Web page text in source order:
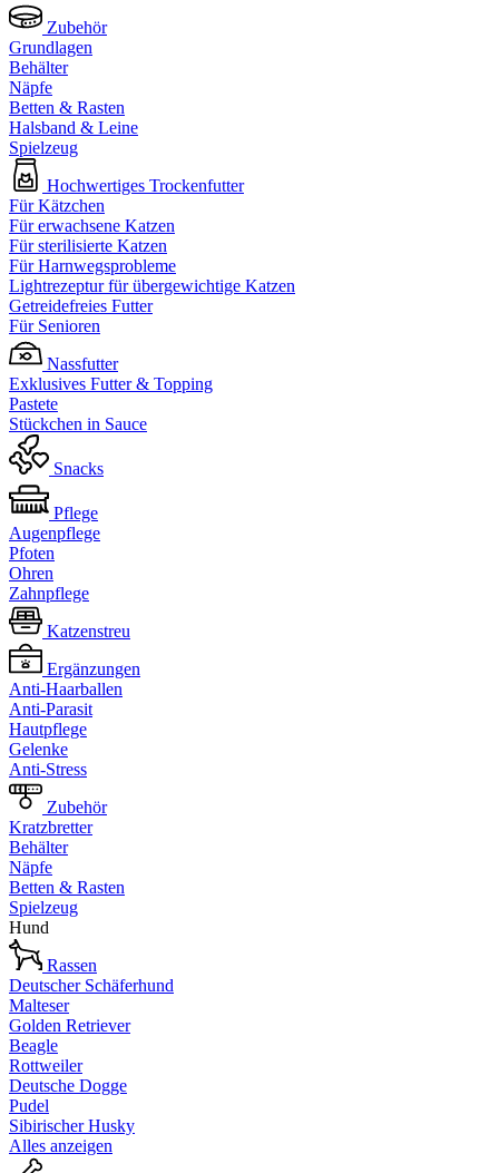
Zubehör
Grundlagen
Behälter
Näpfe
Betten & Rasten
Halsband & Leine
Spielzeug
Hochwertiges Trockenfutter
Für Kätzchen
Für erwachsene Katzen
Für sterilisierte Katzen
Für Harnwegsprobleme
Lightrezeptur für übergewichtige Katzen
Getreidefreies Futter
Für Senioren
Nassfutter
Exklusives Futter & Topping
Pastete
Stückchen in Sauce
Snacks
Pflege
Augenpflege
Pfoten
Ohren
Zahnpflege
Katzenstreu
Ergänzungen
Anti-Haarballen
Anti-Parasit
Hautpflege
Gelenke
Anti-Stress
Zubehör
Kratzbretter
Behälter
Näpfe
Betten & Rasten
Spielzeug
Hund
Rassen
Deutscher Schäferhund
Malteser
Golden Retriever
Beagle
Rottweiler
Deutsche Dogge
Pudel
Sibirischer Husky
Alles anzeigen